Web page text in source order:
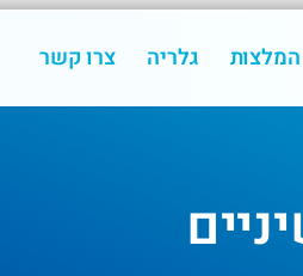
המלצות גלריה צרו קשר